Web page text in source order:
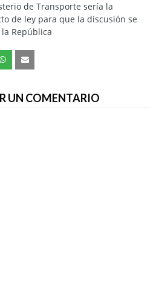
de Transporte sería la
de ley para que la discusión se
República
UN COMENTARIO